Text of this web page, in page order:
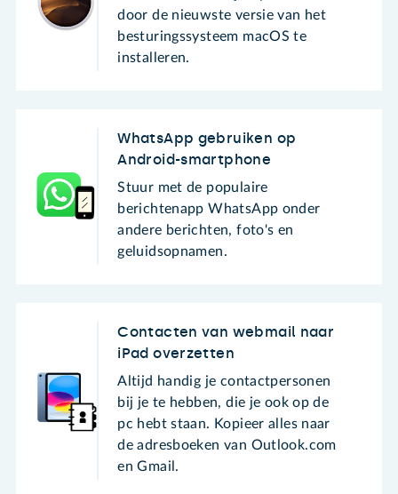
door de nieuwste versie van het
besturingssysteem macOS te
installeren.
WhatsApp gebruiken op
Android-smartphone
Stuur met de populaire
berichtenapp WhatsApp onder
andere berichten, foto's en
geluidsopnamen.
Contacten van webmail naar
iPad overzetten
Altijd handig je contactpersonen
bij je te hebben, die je ook op de
pc hebt staan. Kopieer alles naar
de adresboeken van Outlook.com
en Gmail.